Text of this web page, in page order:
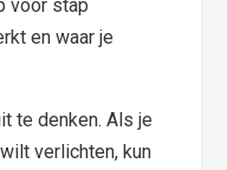
voor stap
en waar je
te denken. Als je
verlichten, kun